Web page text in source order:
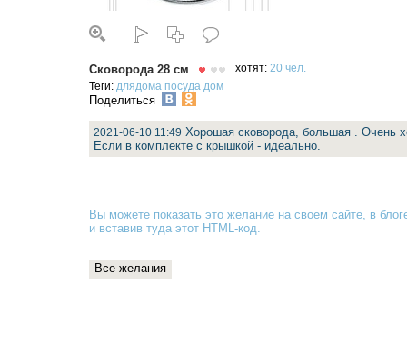
Сковорода 28 см хотят: 20 чел.
Теги: длядома посуда дом
Поделиться
2021-06-10 11:49 Хорошая сковорода, большая . Очень
Если в комплекте с крышкой - идеально.
Вы можете показать это желание на своем сайте, в
и вставив туда этот HTML-код.
Все желания